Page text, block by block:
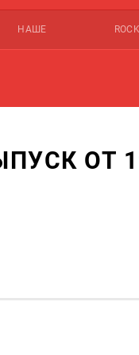
НАШЕ ROCK
ОТ